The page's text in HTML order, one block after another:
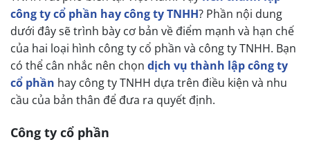
công ty cổ phần hay công ty TNHH? Phần nội dung
dưới đây sẽ trình bày cơ bản về điểm mạnh và hạn chế
của hai loại hình công ty cổ phần và công ty TNHH. Bạn
có thể cân nhắc nên chọn dịch vụ thành lập công ty
cổ phần hay công ty TNHH dựa trên điều kiện và nhu
cầu của bản thân để đưa ra quyết định.
Công ty cổ phần